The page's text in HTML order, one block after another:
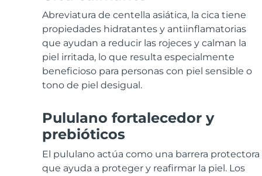
Abreviatura de centella asiática, la cica tiene
propiedades hidratantes y antiinflamatorias
que ayudan a reducir las rojeces y calman la
piel irritada, lo que resulta especialmente
beneficioso para personas con piel sensible o
tono de piel desigual.
Pululano fortalecedor y
prebióticos
El pululano actúa como una barrera protectora
que ayuda a proteger y reafirmar la piel. Los
Cuidado de la piel KIWI™
Advanced pore care essentials
Serum
For healthy hair
issa™ Teeth Whitening Gel
18% PAP
Cosméticos Hombres
FOREO APP